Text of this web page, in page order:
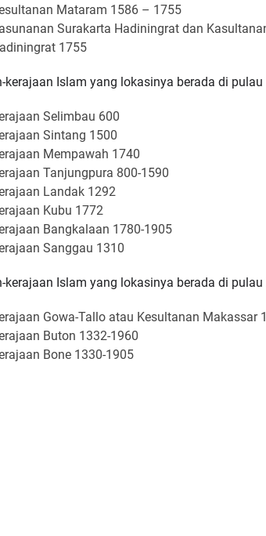
Mataram 1586 – 1755
Surakarta Hadiningrat dan
1755
kerajaan Islam yang lokasinya berada di
Selimbau 600
Sintang 1500
Mempawah 1740
Tanjungpura 800-1590
Landak 1292
Kubu 1772
Bangkalaan 1780-1905
Sanggau 1310
kerajaan Islam yang lokasinya berada di pulau
Gowa-Tallo atau Kesultanan Makassar
Buton 1332-1960
Bone 1330-1905